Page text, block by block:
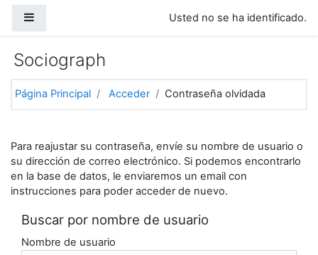
Usted no se ha identificado.
Sociograph
Página Principal Acceder Contraseña olvidada
Para reajustar su contraseña, envíe su nombre de usuario o
su dirección de correo electrónico. Si podemos encontrarlo
en la base de datos, le enviaremos un email con
instrucciones para poder acceder de nuevo.
Buscar por nombre de usuario
Nombre de usuario